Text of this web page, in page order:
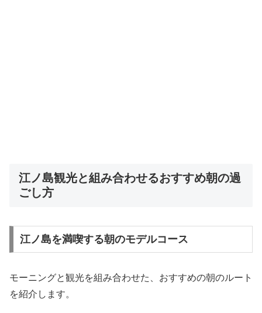
江ノ島観光と組み合わせるおすすめ朝の過
ごし方
江ノ島を満喫する朝のモデルコース
モーニングと観光を組み合わせた、おすすめの朝のルート
を紹介します。